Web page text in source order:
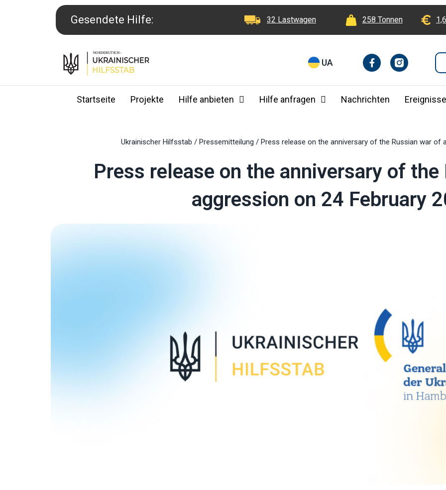
Gesendete Hilfe: 32 Lastwagen 258 Tonnen
UA
F
a
c
e
b
o
f
I
n
Startseite Projekte Hilfe anbieten Hilfe anfragen Nachrichten Ereignisse
Ukrainischer Hilfsstab / Pressemitteilung / Press release on the anniversary of the Russian war of
Press release on the anniversary of
aggression on 24 February
Necessary
cookies are
not
optional.